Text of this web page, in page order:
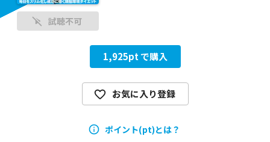
試聴不可
1,925pt で購入
お気に入り登録
ポイント(pt)とは？